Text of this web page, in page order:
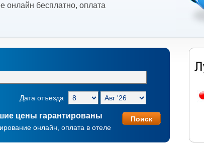
онлайн бесплатно, оплата
Дата отъезда
цены гарантированы
онлайн, оплата в отеле